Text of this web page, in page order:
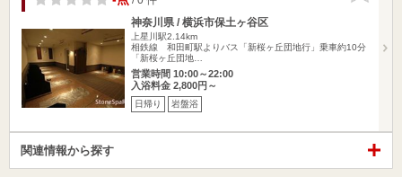
神奈川県 / 横浜市保土ヶ谷区
上星川駅2.14km
相鉄線 和田町駅よりバス「新桜ヶ丘団地行」乗車約10分
「新桜ヶ丘団地…
営業時間 10:00～22:00
入浴料金 2,800円～
日帰り 岩盤浴
関連情報から探す